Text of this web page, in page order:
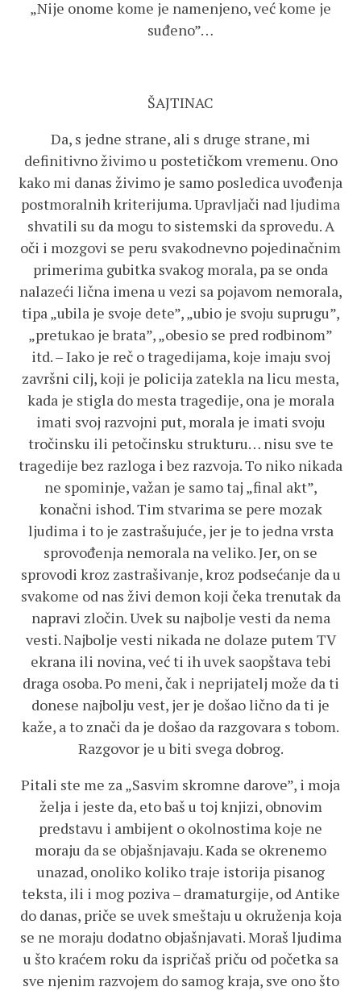
„Nije onome kome je namenjeno, već kome je
suđeno”…
ŠAJTINAC
Da, s jedne strane, ali s druge strane, mi
definitivno živimo u postetičkom vremenu. Ono
kako mi danas živimo je samo posledica uvođenja
postmoralnih kriterijuma. Upravljači nad ljudima
shvatili su da mogu to sistemski da sprovedu. A
oči i mozgovi se peru svakodnevno pojedinačnim
primerima gubitka svakog morala, pa se onda
nalazeći lična imena u vezi sa pojavom nemorala,
tipa „ubila je svoje dete”, „ubio je svoju suprugu”,
„pretukao je brata”, „obesio se pred rodbinom”
itd. – Iako je reč o tragedijama, koje imaju svoj
završni cilj, koji je policija zatekla na licu mesta,
kada je stigla do mesta tragedije, ona je morala
imati svoj razvojni put, morala je imati svoju
tročinsku ili petočinsku strukturu… nisu sve te
tragedije bez razloga i bez razvoja. To niko nikada
ne spominje, važan je samo taj „final akt”,
konačni ishod. Tim stvarima se pere mozak
ljudima i to je zastrašujuće, jer je to jedna vrsta
sprovođenja nemorala na veliko. Jer, on se
sprovodi kroz zastrašivanje, kroz podsećanje da u
svakome od nas živi demon koji čeka trenutak da
napravi zločin. Uvek su najbolje vesti da nema
vesti. Najbolje vesti nikada ne dolaze putem TV
ekrana ili novina, već ti ih uvek saopštava tebi
draga osoba. Po meni, čak i neprijatelj može da ti
donese najbolju vest, jer je došao lično da ti je
kaže, a to znači da je došao da razgovara s tobom.
Razgovor je u biti svega dobrog.
Pitali ste me za „Sasvim skromne darove”, i moja
želja i jeste da, eto baš u toj knjizi, obnovim
predstavu i ambijent o okolnostima koje ne
moraju da se objašnjavaju. Kada se okrenemo
unazad, onoliko koliko traje istorija pisanog
teksta, ili i mog poziva – dramaturgije, od Antike
do danas, priče se uvek smeštaju u okruženja koja
se ne moraju dodatno objašnjavati. Moraš ljudima
u što kraćem roku da ispričaš priču od početka sa
sve njenim razvojem do samog kraja, sve ono što